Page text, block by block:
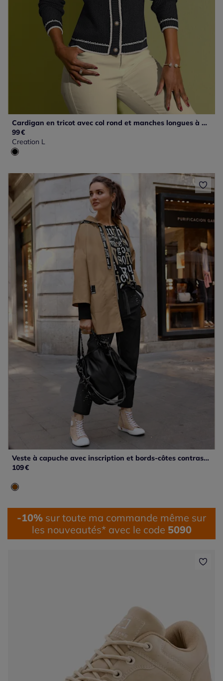
Cardigan en tricot avec col rond et manches longues à bords-côtes
99€
Creation L
Veste à capuche avec inscription et bords-côtes contrastés
109€
-10% sur toute ma commande même sur
les nouveautés* avec le code 5090